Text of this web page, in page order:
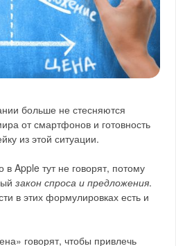
больше не стесняются
от смартфонов и готовность
из этой ситуации.
в Apple тут не говорят, потому
закон спроса и предложения.
в этих формулировках есть и
говорят, чтобы привлечь